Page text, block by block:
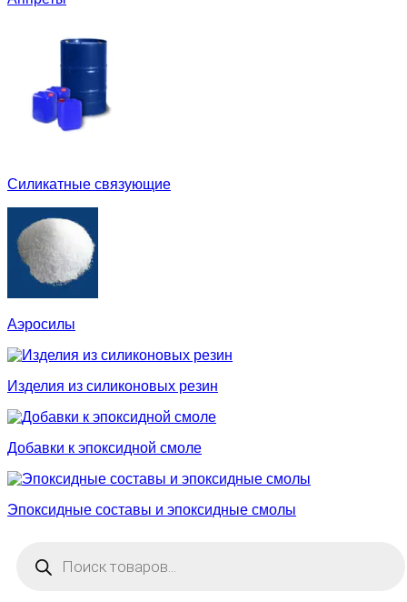
Силикатные связующие
Аэросилы
Изделия из силиконовых резин
Добавки к эпоксидной смоле
Эпоксидные составы и эпоксидные смолы
товаров